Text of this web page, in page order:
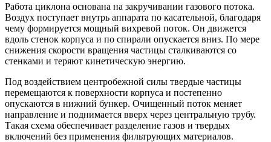
Работа циклона основана на закручивании газового потока.
Воздух поступает внутрь аппарата по касательной, благодаря
чему формируется мощный вихревой поток. Он движется
вдоль стенок корпуса и по спирали опускается вниз. По мере
снижения скорости вращения частицы сталкиваются со
стенками и теряют кинетическую энергию.
Под воздействием центробежной силы твердые частицы
перемещаются к поверхности корпуса и постепенно
опускаются в нижний бункер. Очищенный поток меняет
направление и поднимается вверх через центральную трубу.
Такая схема обеспечивает разделение газов и твердых
включений без применения фильтрующих материалов.